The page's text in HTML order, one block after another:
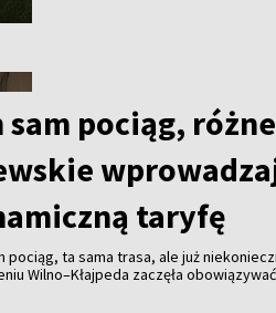
sam pociąg,
taryfę
pociąg, ta sama trasa, ale już
Wilno–Kłajpeda zaczęła